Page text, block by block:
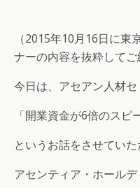
（2015年10月16日に東
ナーの内容を抜粋してご
今日は、アセアン人材セ
「開業資金が6倍のスピ
というお話をさせていた
アセンティア・ホールデ